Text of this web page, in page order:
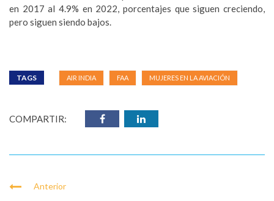
en 2017 al 4.9% en 2022, porcentajes que siguen creciendo,
pero siguen siendo bajos.
TAGS AIR INDIA FAA MUJERES EN LA AVIACIÓN
COMPARTIR:
Anterior